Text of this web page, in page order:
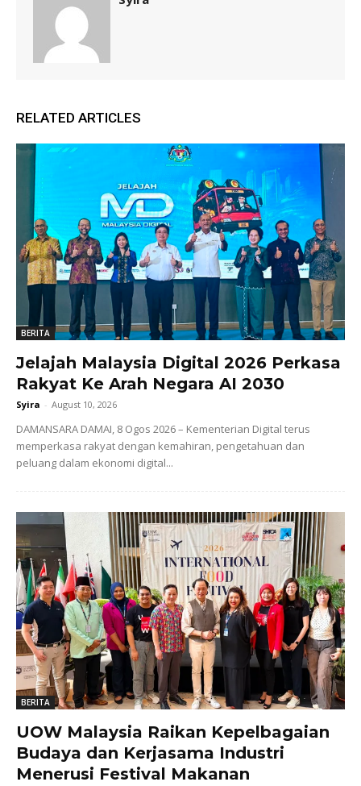
RELATED ARTICLES
BERITA
Jelajah Malaysia Digital 2026 Perkasa
Rakyat Ke Arah Negara AI 2030
Syira - August 10, 2026
DAMANSARA DAMAI, 8 Ogos 2026 – Kementerian Digital terus
memperkasa rakyat dengan kemahiran, pengetahuan dan
peluang dalam ekonomi digital...
BERITA
UOW Malaysia Raikan Kepelbagaian
Budaya dan Kerjasama Industri
Menerusi Festival Makanan